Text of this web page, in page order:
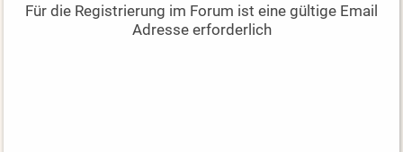
Für die Registrierung im Forum ist eine gültige Email
Adresse erforderlich